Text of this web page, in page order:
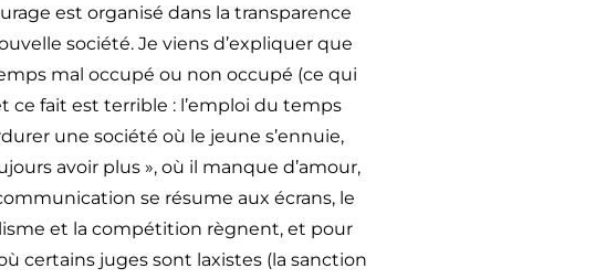
est organisé dans la transparence
société. Je viens d’expliquer que
mal occupé ou non occupé (ce qui
ce fait est terrible : l’emploi du temps
une société où le jeune s’ennuie,
avoir plus », où il manque d’amour,
se résume aux écrans, le
et la compétition règnent, et pour
certains juges sont laxistes (la sanction